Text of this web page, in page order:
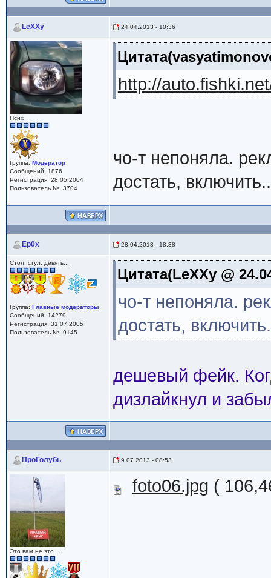
LeXXy 24.04.2013 - 10:36
Псих
Группа: Модератор
Сообщений: 1876
Регистрация: 28.05.2004
Пользователь №: 3704
http://
чо-т непоняла.
достать,
Ep0x 28.04.2013 - 18:38
Стол, стул, девять...
Группа: Главные модераторы
Сообщений: 14279
Регистрация: 31.07.2005
Пользователь №: 9145
Цитата(LeXXy @
чо-т непоняла.
достать,
дешевый фейк.
дизлайкнул и
ПроГолубь 9.07.2013 - 08:53
Это вам не это...
foto06.jpg (